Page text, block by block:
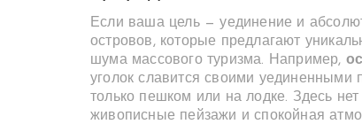
Если ваша цель — уединение и
островов, которые предлагают
шума массового туризма. Например,
уголок славится своими уединенными
только пешком или на лодке. Здесь
живописные пейзажи и спокойная